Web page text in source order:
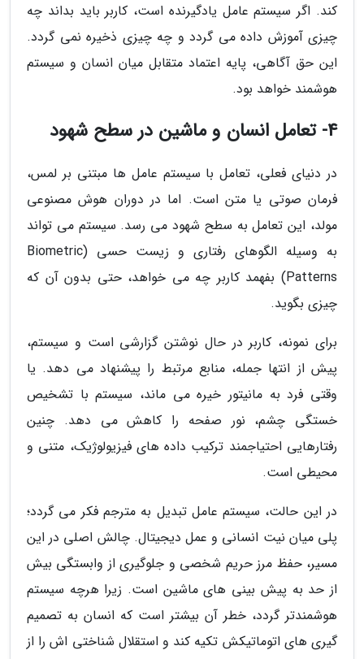
کند. اگر سیستم عامل یادگیرنده است، کاربر باید بداند چه
چیزی آموزش داده می گردد و چه چیزی ذخیره نمی گردد.
این حق آگاهی، پایه اعتماد متقابل میان انسان و سیستم
هوشمند خواهد بود.
4- تعامل انسان و ماشین در سطح شهود
در دنیای فعلی، تعامل با سیستم عامل ها مبتنی بر لمس،
فرمان صوتی یا متن است. اما در دوران هوش مصنوعی
مولد، این تعامل به سطح شهود می رسد. سیستم می تواند
به وسیله الگوهای رفتاری و زیست حسی (Biometric
Patterns) بفهمد کاربر چه می خواهد، حتی بدون آن که
چیزی بگوید.
برای نمونه، کاربر در حال نوشتن گزارشی است و سیستم،
پیش از انتها جمله، منابع مرتبط را پیشنهاد می دهد. یا
وقتی فرد به مانیتور خیره می ماند، سیستم با تشخیص
خستگی چشم، نور صفحه را کاهش می دهد. چنین
رفتارهایی احتیاجمند ترکیب داده های فیزیولوژیک، متنی و
محیطی است.
در این حالت، سیستم عامل تبدیل به مترجم فکر می گردد؛
پلی میان نیت انسانی و عمل دیجیتال. چالش اصلی در این
مسیر، حفظ مرز حریم شخصی و جلوگیری از وابستگی بیش
از حد به پیش بینی های ماشین است. زیرا هرچه سیستم
هوشمندتر گردد، خطر آن بیشتر است که انسان به تصمیم
گیری های اتوماتیکش تکیه کند و استقلال شناختی اش را از